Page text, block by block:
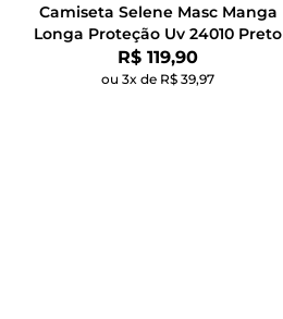
Camiseta Selene Masc Manga
Longa Proteção Uv 24010 Preto
Por:
R$ 119,90
ou 3x de R$ 39,97